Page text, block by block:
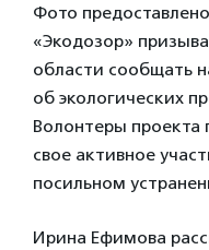
Фото
«Экодозор»
области сообщать
об экологических
Волонтеры проекта
свое активное
посильном
Ирина Ефимова